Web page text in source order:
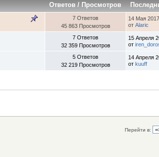
Ответов /Просмотров
7 Ответов
45 863 Просмотров
14 Мая
отAlaric
7 Ответов
32 359 Просмотров
15 Апреля
от
5 Ответов
32 219 Просмотров
14 Апреля
отkuuff
Перейти в: